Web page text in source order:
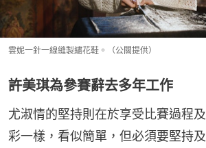
雲妮一針一線縫製繡花鞋。（公關提供）
許美琪為參賽辭去多年工作
尤淑情的堅持則在於享受比賽過程
彩一樣，看似簡單，但必須要堅持